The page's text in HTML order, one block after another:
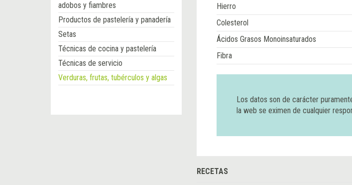
adobos y fiambres
Productos de pastelería y panadería
Setas
Técnicas de cocina y pastelería
Técnicas de servicio
Verduras, frutas, tubérculos y algas
Hierro
Colesterol
Ácidos Grasos Monoinsaturados
Fibra
Los datos son de carácter
la web se eximen de cualquier
RECETAS